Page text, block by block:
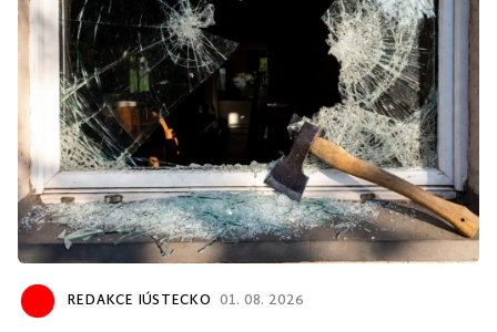
REDAKCE IÚSTECKO 01. 08. 2026